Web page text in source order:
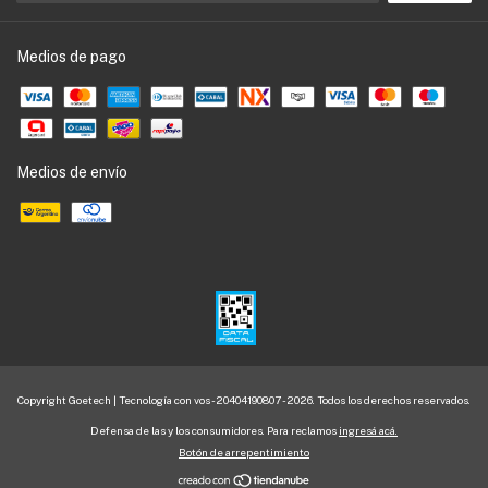
Medios de pago
Medios de envío
Copyright Goetech | Tecnología con vos - 20404190807 - 2026. Todos los derechos reservados.
Defensa de las y los consumidores. Para reclamos ingresá acá.
Botón de arrepentimiento